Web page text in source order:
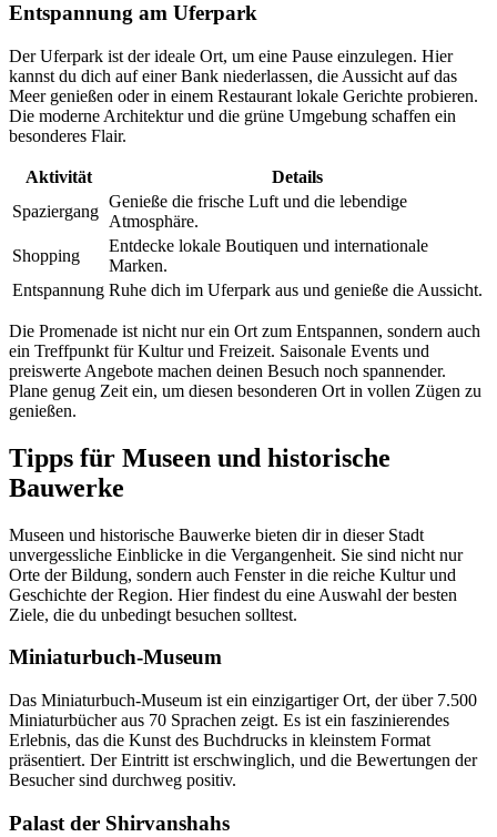
Entspannung am Uferpark
Der Uferpark ist der ideale Ort, um eine Pause einzulegen. Hier
kannst du dich auf einer Bank niederlassen, die Aussicht auf das
Meer genießen oder in einem Restaurant lokale Gerichte probieren.
Die moderne Architektur und die grüne Umgebung schaffen ein
besonderes Flair.
Aktivität
Details
Spaziergang
Genieße die frische Luft und die lebendige
Atmosphäre.
Shopping
Entdecke lokale Boutiquen und internationale
Marken.
Entspannung Ruhe dich im Uferpark aus und genieße die Aussicht.
Die Promenade ist nicht nur ein Ort zum Entspannen, sondern auch
ein Treffpunkt für Kultur und Freizeit. Saisonale Events und
preiswerte Angebote machen deinen Besuch noch spannender.
Plane genug Zeit ein, um diesen besonderen Ort in vollen Zügen zu
genießen.
Tipps für Museen und historische
Bauwerke
Museen und historische Bauwerke bieten dir in dieser Stadt
unvergessliche Einblicke in die Vergangenheit. Sie sind nicht nur
Orte der Bildung, sondern auch Fenster in die reiche Kultur und
Geschichte der Region. Hier findest du eine Auswahl der besten
Ziele, die du unbedingt besuchen solltest.
Miniaturbuch-Museum
Das Miniaturbuch-Museum ist ein einzigartiger Ort, der über 7.500
Miniaturbücher aus 70 Sprachen zeigt. Es ist ein faszinierendes
Erlebnis, das die Kunst des Buchdrucks in kleinstem Format
präsentiert. Der Eintritt ist erschwinglich, und die Bewertungen der
Besucher sind durchweg positiv.
Palast der Shirvanshahs